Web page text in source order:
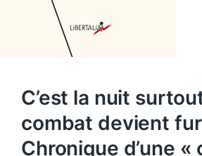
C’est la nuit
combat devient
Chronique d’une «